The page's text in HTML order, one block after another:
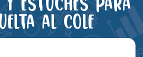
al cole